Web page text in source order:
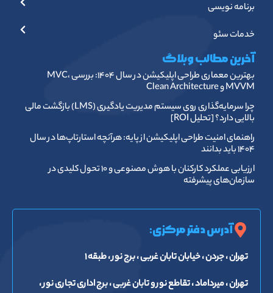
برنامه نویسی
خدمات سئو
آخرین مطالب وبلاگ
بهترین معماری طراحی اپلیکیشن در سال ۱۴۰۴: بررسی MVC،
MVVM و Clean Architecture
چرا سرمایه‌گذاری روی سیستم مدیریت یادگیری (LMS) بازگشت مالی
بالایی دارد؟ [تحلیل ROI]
راهنمای امنیت طراحی اپلیکیشن از پایه: هرآنچه استارتاپ‌ها در سال
۱۴۰۴ باید بدانند
ارزیابی عملکرد کارکنان با هوش مصنوعی و ۱۰ تحول کلیدی در
سازمان‌های پیشرفته
آدرس دفتر مرکزی:
تهران ، جردن ، خیابان تابان غربی ، برج نور ، طبقه ۱
تهران ، میرداماد ، تقاطع نور و تابان غربی ، برج اداری تجاری نور ،